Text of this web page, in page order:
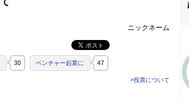
ニックネーム
30 ベンチャー起業に 47
>投票について